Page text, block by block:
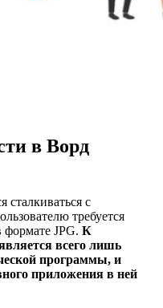
в Ворд
сталкиваться с
требуется
JPG. К
всего лишь
программы, и
приложения в ней